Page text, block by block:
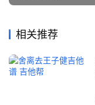
相关推荐